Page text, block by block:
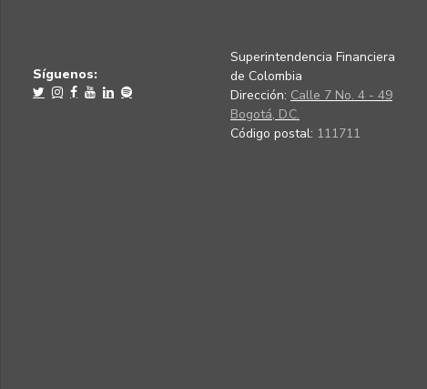
Síguenos:
Superintendencia Financiera
de Colombia
Dirección: Calle 7 No. 4 - 49
Bogotá, D.C.
Código postal: 111711